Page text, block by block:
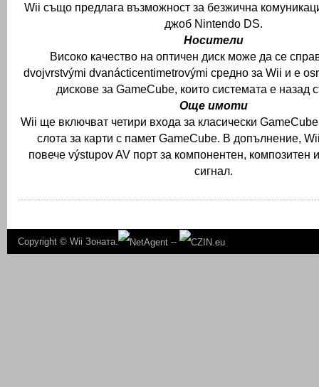
Wii също предлага възможност за безжична
джоб Nintendo DS.
Носители
Високо качество на оптичен диск може да се
dvojvrstvými dvanácticentimetrovými средно за Wii и е
дискове за GameCube, които системата е назад
Още имоти
Wii ще включват четири входа за класически
слота за карти с памет GameCube. В допълнение,
повече výstupov AV порт за компонентен, композитен
сигнал.
Copyright © Wii Зоната. --